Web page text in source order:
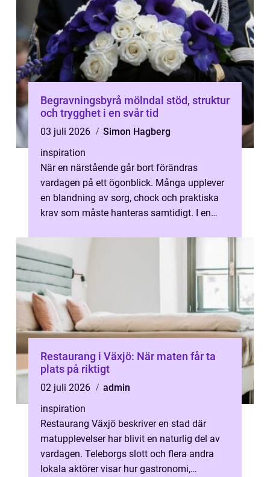
Begravningsbyrå mölndal stöd, struktur
och trygghet i en svår tid
03 juli 2026
Simon Hagberg
inspiration
När en närstående går bort förändras
vardagen på ett ögonblick. Många upplever
en blandning av sorg, chock och praktiska
krav som måste hanteras samtidigt. I en
Restaurang i Växjö: När maten får ta
plats på riktigt
02 juli 2026
admin
inspiration
Restaurang Växjö beskriver en stad där
matupplevelser har blivit en naturlig del av
vardagen. Teleborgs slott och flera andra
lokala aktörer visar hur gastronomi,